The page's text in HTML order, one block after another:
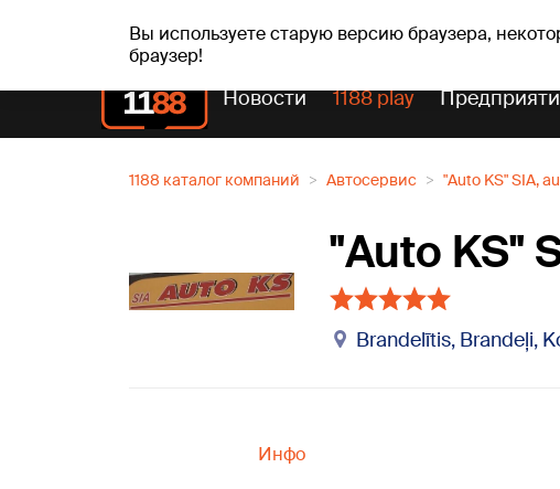
Вы используете старую версию браузера,
браузер!
чт, 06.08.2026. +19°C Aisma, Askolds Прогноз
Новости 1188 play
1188 каталог компаний Автосервис "Auto KS" SIA,
"Auto KS"
Brandelītis, Brandeļi,
Инфо